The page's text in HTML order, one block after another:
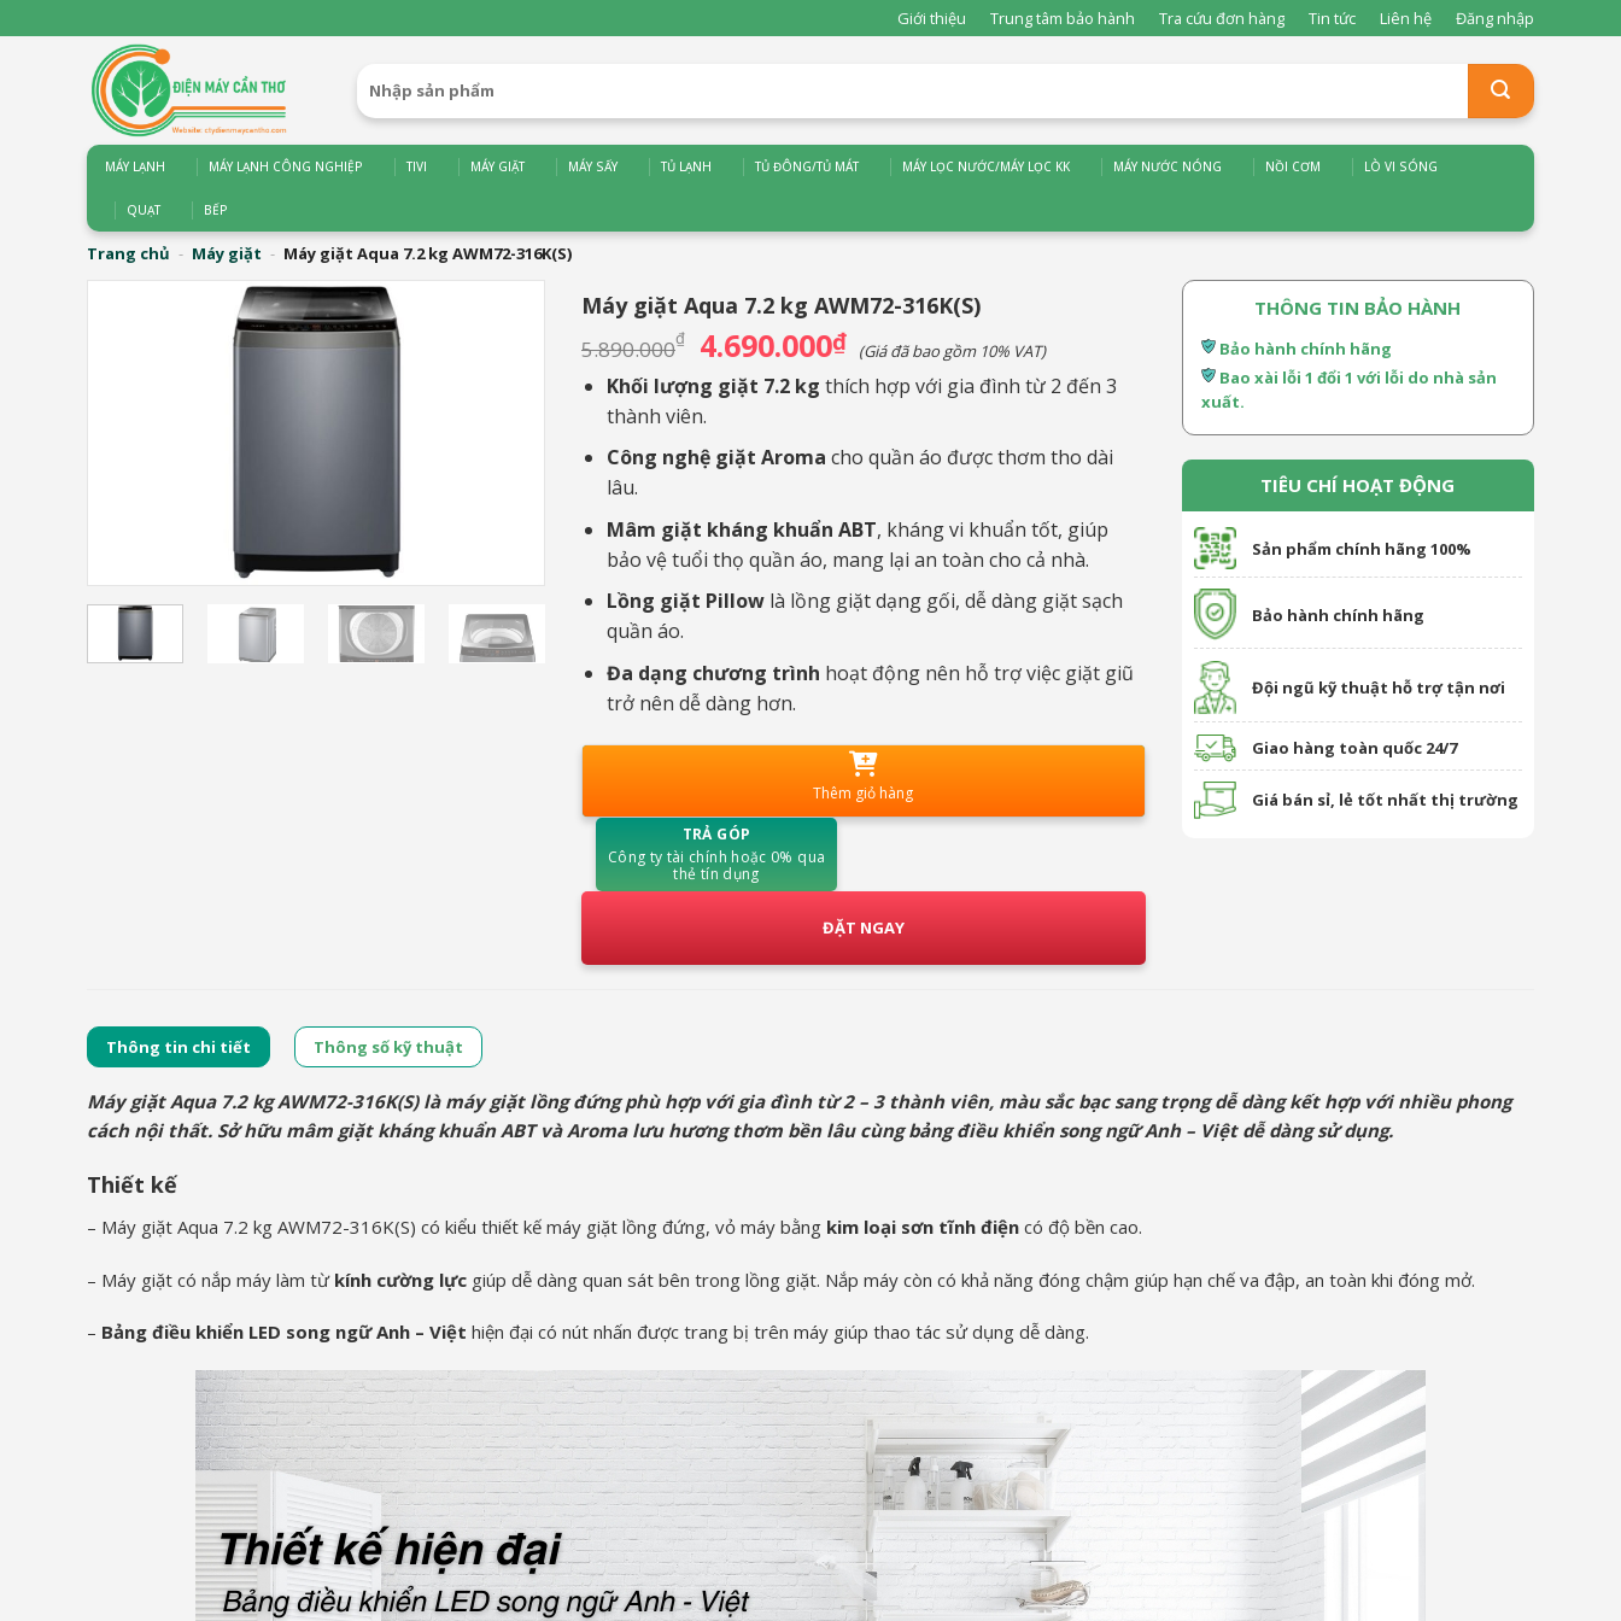
qua
Giới thiệu Trung tâm bảo hành Tra cứu đơn hàng Tin tức Liên hệ Đăng nhập
Tìm
kiếm:
MÁY LẠNH MÁY LẠNH CÔNG NGHIỆP TIVI MÁY GIẶT MÁY SẤY TỦ LẠNH TỦ ĐÔNG/TỦ MÁT MÁY LỌC NƯỚC/MÁY LỌC KK MÁY NƯỚC NÓNG NỒI CƠM LÒ VI SÓNG
QUẠT BẾP
Trang chủ - Máy giặt - Máy giặt Aqua 7.2 kg AWM72-316K(S)
Máy giặt Aqua 7.2 kg AWM72-316K(S)
5.890.000₫ Giá
gốc
là:
5.890.000₫.
4.690.000₫Giá
hiện
tại
là:
(Giá đã bao gồm 10% VAT)
Khối lượng giặt 7.2 kg thích hợp với gia đình từ 2 đến 3
thành viên.
Công nghệ giặt Aroma cho quần áo được thơm tho dài
lâu.
Mâm giặt kháng khuẩn ABT, kháng vi khuẩn tốt, giúp
bảo vệ tuổi thọ quần áo, mang lại an toàn cho cả nhà.
Lồng giặt Pillowlà lồng giặt dạng gối, dễ dàng giặt sạch
quần áo.
Đa dạng chương trình hoạt động nên hỗ trợ việc giặt giũ
trở nên dễ dàng hơn.
Thêm giỏ hàng
TRẢ GÓP
Công ty tài chính hoặc 0% qua
thẻ tín dụng
ĐẶT NGAY
THÔNG TIN BẢO HÀNH
Bảo hành chính hãng
Bao xài lỗi 1 đổi 1 với lỗi do nhà sản
xuất.
TIÊU CHÍ HOẠT ĐỘNG
Sản phẩm chính hãng 100%
Bảo hành chính hãng
Đội ngũ kỹ thuật hỗ trợ tận nơi
Giao hàng toàn quốc 24/7
Giá bán sỉ, lẻ tốt nhất thị trường
Thông tin chi tiết Thông số kỹ thuật
Máy giặt Aqua 7.2 kg AWM72-316K(S) là máy giặt lồng đứng phù hợp với gia đình từ 2 – 3 thành viên, màu sắc bạc sang trọng dễ dàng kết hợp với nhiều phong
cách nội thất. Sở hữu mâm giặt kháng khuẩn ABT và Aroma lưu hương thơm bền lâu cùng bảng điều khiển song ngữ Anh – Việt dễ dàng sử dụng.
Thiết kế
– Máy giặt Aqua 7.2 kg AWM72-316K(S) có kiểu thiết kế máy giặt lồng đứng, vỏ máy bằng kim loại sơn tĩnh điện có độ bền cao.
– Máy giặt có nắp máy làm từ kính cường lực giúp dễ dàng quan sát bên trong lồng giặt. Nắp máy còn có khả năng đóng chậm giúp hạn chế va đập, an toàn khi đóng mở.
– Bảng điều khiển LED song ngữ Anh – Việt hiện đại có nút nhấn được trang bị trên máy giúp thao tác sử dụng dễ dàng.